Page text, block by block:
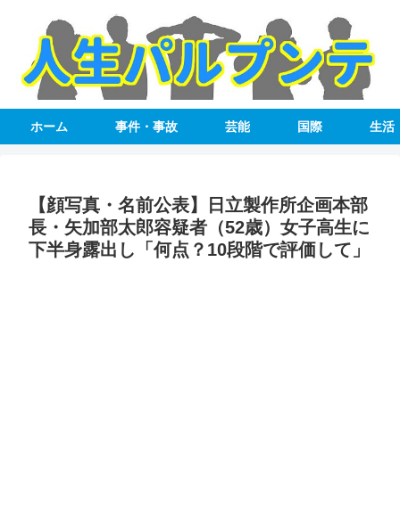
ホーム 事件・事故 芸能 国際 生活
【顔写真・名前公表】日立製作所企画本部
長・矢加部太郎容疑者（52歳）女子高生に
下半身露出し「何点？10段階で評価して」